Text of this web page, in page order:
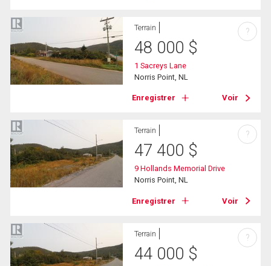
Terrain
48 000 $
1 Sacreys Lane
Norris Point, NL
Enregistrer Voir
?
Terrain
47 400 $
9 Hollands Memorial Drive
Norris Point, NL
Enregistrer Voir
?
Terrain
44 000 $
?